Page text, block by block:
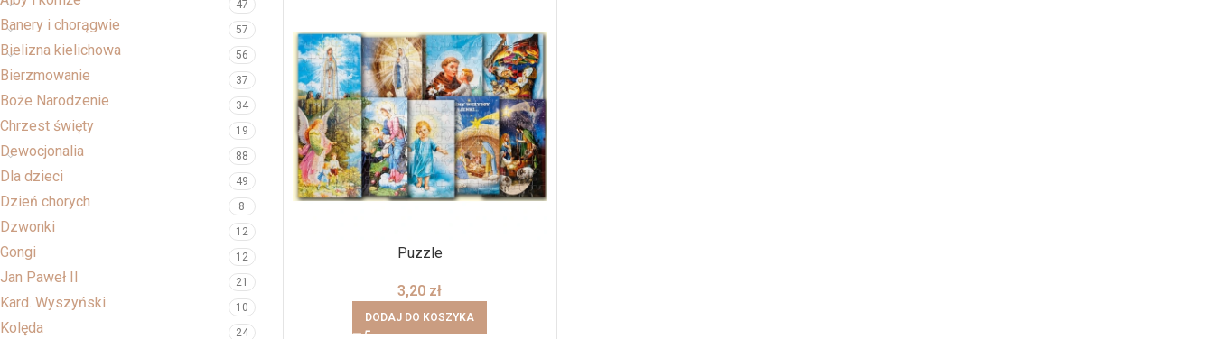
47
Banery i chorągwie 57
Bielizna kielichowa 56
Bierzmowanie 37
Boże Narodzenie 34
Chrzest święty 19
Dewocjonalia 88
Dla dzieci 49
Dzień chorych 8
Dzwonki 12
Gongi 12
Jan Paweł II 21
Kard. Wyszyński 10
Kolęda 24
Puzzle
3,20 zł
DODAJ DO KOSZYKA